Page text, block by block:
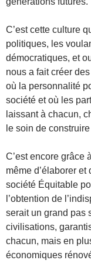
C’est cette culture
politiques, les
démocratiques, et
nous a fait créer
où la personnalité
société et où les
laissant à chacun,
le soin de construire
C’est encore grâce
même d’élaborer
société Équitable
l’obtention de
serait un grand pas
civilisations,
chacun, mais en
économiques